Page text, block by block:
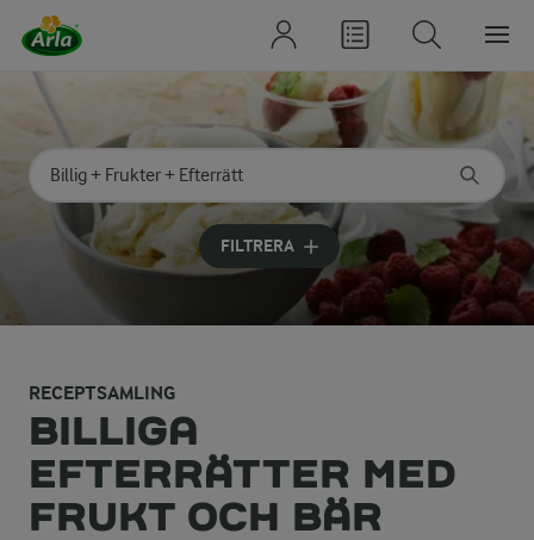
Sök på kategori eller ingrediens
Skriv in sökord för att få förslag
FILTRERA
RECEPTSAMLING
BILLIGA
EFTERRÄTTER MED
FRUKT OCH BÄR